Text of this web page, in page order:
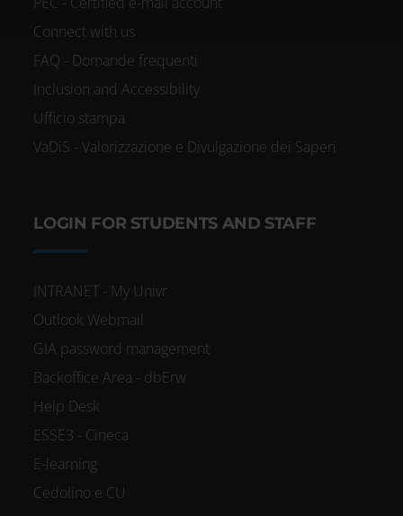
Connect with us
FAQ - Domande frequenti
Inclusion and Accessibility
Ufficio stampa
VaDiS - Valorizzazione e Divulgazione dei Saperi
LOGIN FOR STUDENTS AND STAFF
INTRANET - My Univr
Outlook Webmail
GIA password management
Backoffice Area - dbErw
Help Desk
ESSE3 - Cineca
E-learning
Cedolino e CU